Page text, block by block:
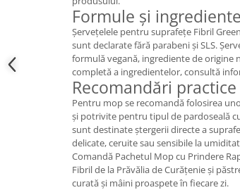
Formule și
Șervețelele pentru suprafețe Fibril
sunt declarate fără parabeni și SLS.
formulă vegană, ingrediente de origine
completă a ingredientelor, consultă
Recomandări practice
Pentru mop se recomandă folosirea
și potrivite pentru tipul de pardoseală
sunt destinate ștergerii directe a
delicate, ceruite sau sensibile la
Comandă Pachetul Mop cu Prindere
Fibril de la Prăvălia de Curățenie și
curată și mâini proaspete în fiecare zi.